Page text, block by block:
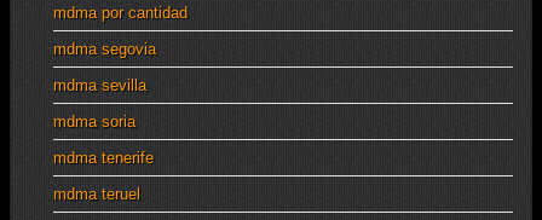
mdma por cantidad
mdma segovia
mdma sevilla
mdma soria
mdma tenerife
mdma teruel